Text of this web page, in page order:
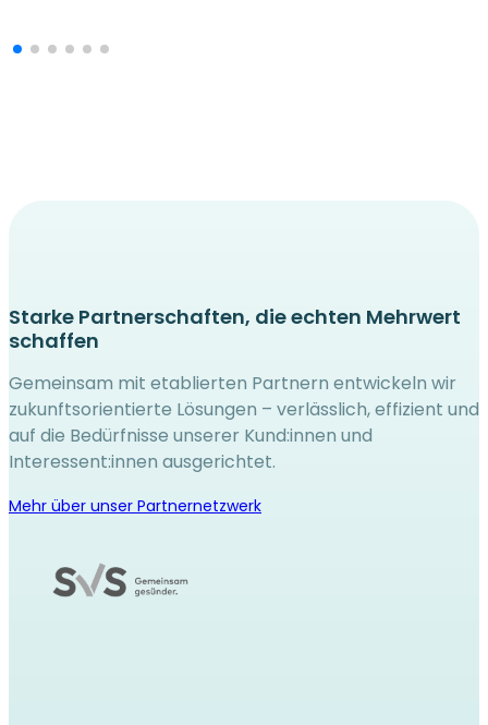
Starke Partnerschaften, die echten Mehrwert
schaffen
Gemeinsam mit etablierten Partnern entwickeln wir
zukunftsorientierte Lösungen – verlässlich, effizient und
auf die Bedürfnisse unserer Kund:innen und
Interessent:innen ausgerichtet.
Mehr über unser Partnernetzwerk